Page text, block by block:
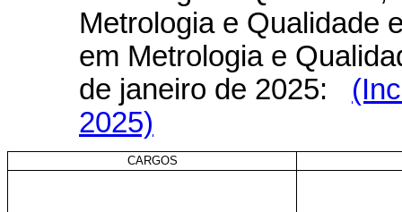
Metrologia e Qualidade
em Metrologia e
de janeiro de 2025:
2025)
CARGOS